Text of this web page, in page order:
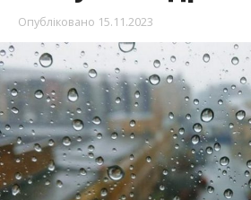
У Нікополі протягом усього
вкрите хмарами. Удень та
дрібний дощ. Ближче до
посилиться.
Про це повідомляє Інформатор
наsinoptik.ua. Вітер буде
західного напрямків, до 4